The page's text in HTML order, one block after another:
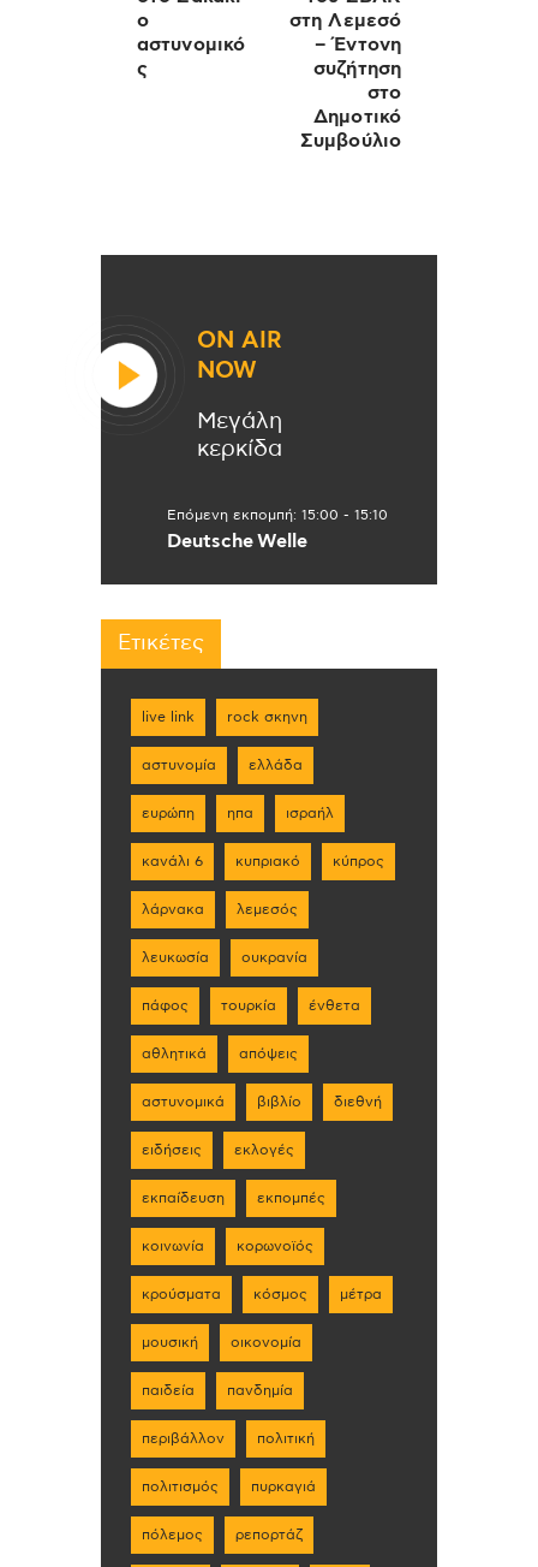
ο
αστυνομικό
ς
στη Λεμεσό
– Έντονη
συζήτηση
στο
Δημοτικό
Συμβούλιο
ON AIR
NOW
Μεγάλη
κερκίδα
Επόμενη εκπομπή: 15:00 - 15:10
Deutsche Welle
Ετικέτες
live link rock σκηνη
αστυνομία ελλάδα
ευρώπη ηπα ισραήλ
κανάλι 6 κυπριακό κύπρος
λάρνακα λεμεσός
λευκωσία ουκρανία
πάφος τουρκία ένθετα
αθλητικά απόψεις
αστυνομικά βιβλίο διεθνή
ειδήσεις εκλογές
εκπαίδευση εκπομπές
κοινωνία κορωνοϊός
κρούσματα κόσμος μέτρα
μουσική οικονομία
παιδεία πανδημία
περιβάλλον πολιτική
πολιτισμός πυρκαγιά
πόλεμος ρεπορτάζ